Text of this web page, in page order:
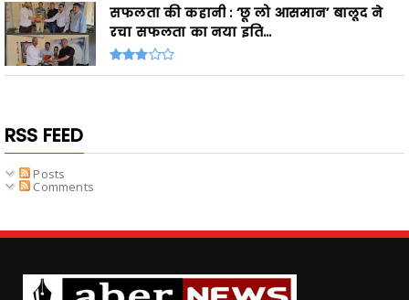
सफलता की कहानी : ‘छू लो आसमान’ बालूद ने
रचा सफलता का नया इति...
RSS FEED
Posts
Comments